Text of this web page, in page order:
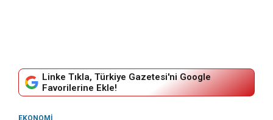
Linke Tıkla, Türkiye Gazetesi'ni Google
Favorilerine Ekle!